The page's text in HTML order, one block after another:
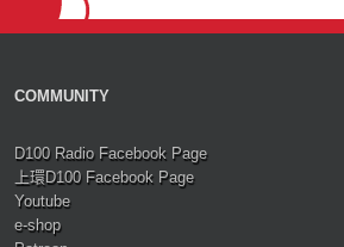
COMMUNITY
D100 Radio Facebook Page
上環D100 Facebook Page
Youtube
e-shop